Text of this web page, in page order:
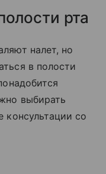
рта
налет, но
в полости
выбирать
консультации со